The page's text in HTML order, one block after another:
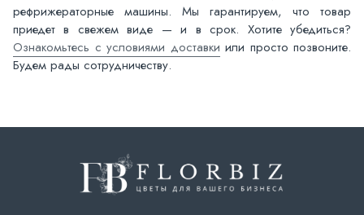
рефрижераторные машины. Мы гарантируем, что товар
приедет в свежем виде — и в срок. Хотите убедиться?
Ознакомьтесь с условиями доставки или просто позвоните.
Будем рады сотрудничеству.